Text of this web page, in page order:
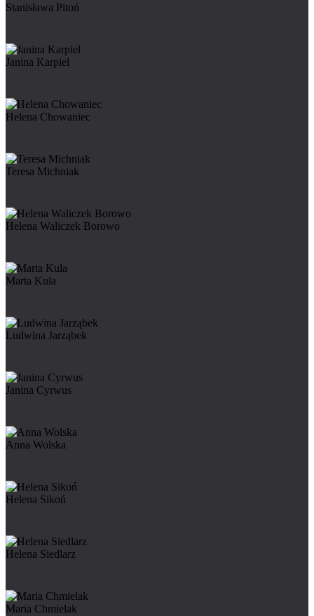
Stanisława Pitoń
Janina Karpiel
Helena Chowaniec
Teresa Michniak
Helena Waliczek Borowo
Marta Kula
Ludwina Jarząbek
Janina Cyrwus
Anna Wolska
Helena Sikoń
Helena Siedlarz
Maria Chmielak